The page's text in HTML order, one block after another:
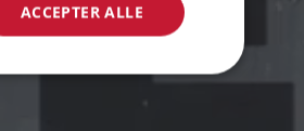
ACCEPTER ALLE